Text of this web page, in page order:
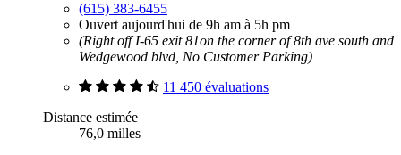
(615) 383-6455
Ouvert aujourd'hui de 9h am à 5h pm
(Right off I-65 exit 81on the corner of 8th ave south and
Wedgewood blvd, No Customer Parking)
11 450 évaluations
Distance estimée
76,0 milles